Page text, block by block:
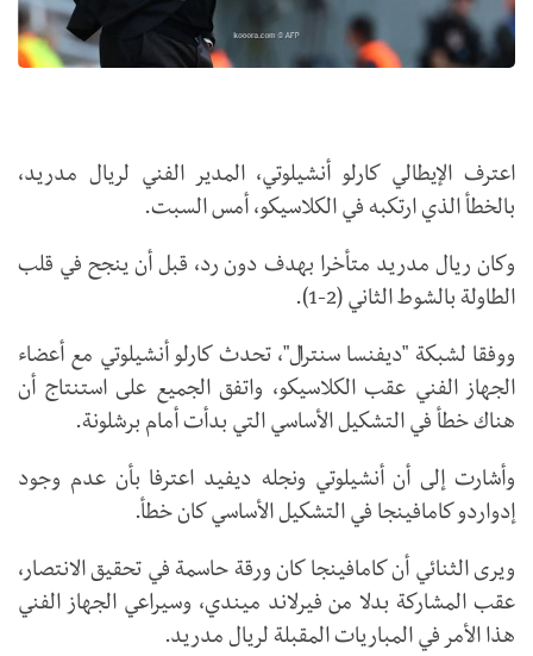
اعترف الإيطالي كارلو أنشيلوتي، المدير الفني لريال مدريد،
بالخطأ الذي ارتكبه في الكلاسيكو، أمس السبت.
وكان ريال مدريد متأخرا بهدف دون رد، قبل أن ينجح في قلب
الطاولة بالشوط الثاني (2-1).
ووفقا لشبكة "ديفنسا سنترال"، تحدث كارلو أنشيلوتي مع أعضاء
الجهاز الفني عقب الكلاسيكو، واتفق الجميع على استنتاج أن
هناك خطأ في التشكيل الأساسي التي بدأت أمام برشلونة.
وأشارت إلى أن أنشيلوتي ونجله ديفيد اعترفا بأن عدم وجود
إدواردو كامافينجا في التشكيل الأساسي كان خطأ.
ويرى الثنائي أن كامافينجا كان ورقة حاسمة في تحقيق الانتصار،
عقب المشاركة بدلا من فيرلاند ميندي، وسيراعي الجهاز الفني
هذا الأمر في المباريات المقبلة لريال مدريد.